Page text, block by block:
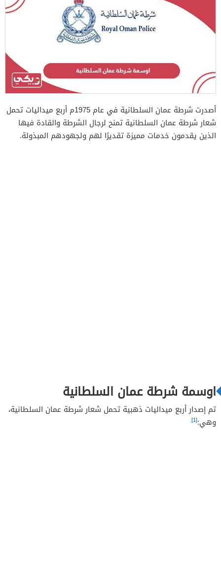
أصدرت شرطة عمان السلطانية في عام 1975م أربع ميداليات تحمل
شعار شرطة عمان السلطانية تمنح لرجال الشرطة والقادة فيها
الذين يقدمون خدمات مميزة تقديرًا لهم ولجهودهم المبذولة.
اوسمة شرطة عمان السلطانية
تم إصدار أربع ميداليات ذهبية تحمل شعار شرطة عمان السلطانية،
وهي:[1]